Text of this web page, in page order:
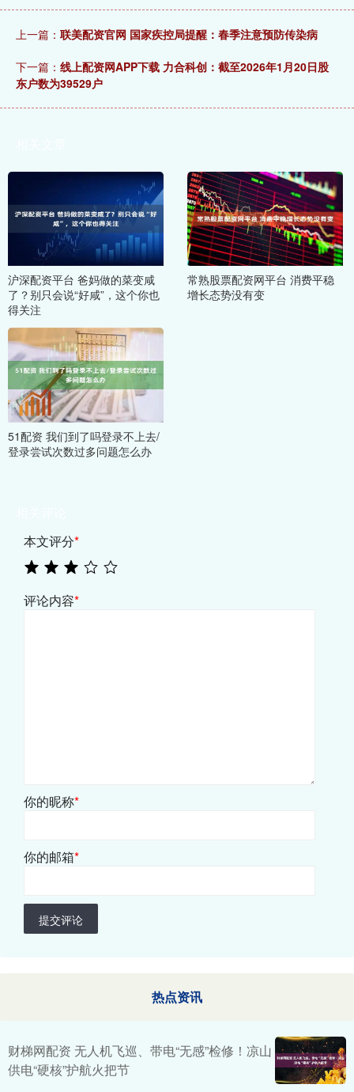
上一篇： 联美配资官网 国家疾控局提醒：春季注意预防传染病
下一篇： 线上配资网APP下载 力合科创：截至2026年1月20日股
东户数为39529户
沪深配资平台 爸妈做的菜变咸
了？别只会说“好咸”，这个你也
得关注
常熟股票配资网平台 消费平稳
增长态势没有变
51配资 我们到了吗登录不上去/
登录尝试次数过多问题怎么办
本文评分*
评论内容*
你的昵称*
你的邮箱*
提交评论
热点资讯
财梯网配资 无人机飞巡、带电“无感”检修！凉山
供电“硬核”护航火把节